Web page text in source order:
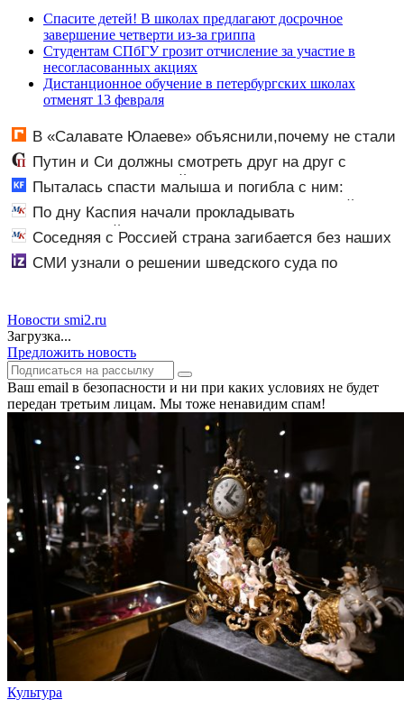
Спасите детей! В школах предлагают досрочное
завершение четверти из-за гриппа
Студентам СПбГУ грозит отчисление за участие в
несогласованных акциях
Дистанционное обучение в петербургских школах
отменят 13 февраля
В «Салавате Юлаеве» объяснили,почему не стали
активно подписывать игроков в межсезонье
Путин и Си должны смотреть друг на друг с
подозрением: Зеленский поставил задачу своим
дипломатам
Пыталась спасти малыша и погибла с ним:
женщина разбилась насмерть на глазах у детей
06/08/2026 – Новости
По дну Каспия начали прокладывать
стратегический интернет-кабель
Соседняя с Россией страна загибается без наших
туристов
СМИ узнали о решении шведского суда по
Новости smi2.ru
Загрузка...
Предложить новость
Ваш email в безопасности и ни при каких условиях не будет
передан третьим лицам. Мы тоже ненавидим спам!
Культура